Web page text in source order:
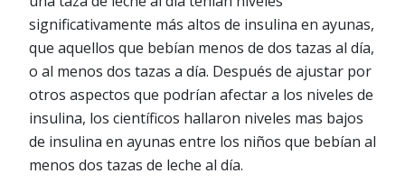
significativamente más altos de insulina en ayunas,
que aquellos que bebían menos de dos tazas al día,
o al menos dos tazas a día. Después de ajustar por
otros aspectos que podrían afectar a los niveles de
insulina, los científicos hallaron niveles mas bajos
de insulina en ayunas entre los niños que bebían al
menos dos tazas de leche al día.